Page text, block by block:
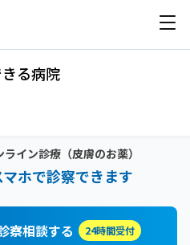
る病院
ライン診療（皮膚のお薬）
ホで診察できます
察相談する 24時間受付